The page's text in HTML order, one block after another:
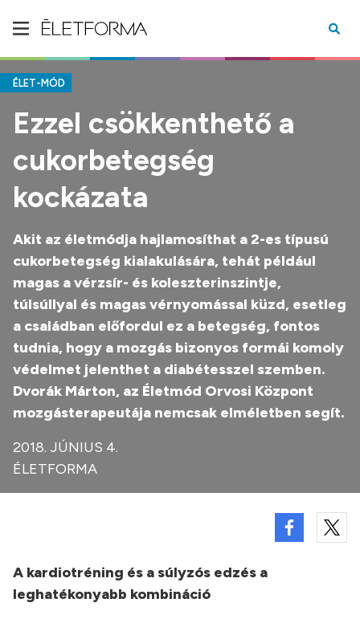
ÉLET-MÓD
Ezzel csökkenthető a
cukorbetegség
kockázata
Akit az életmódja hajlamosíthat a 2-es típusú
cukorbetegség kialakulására, tehát például
magas a vérzsír- és koleszterinszintje,
túlsúllyal és magas vérnyomással küzd, esetleg
a családban előfordul ez a betegség, fontos
tudnia, hogy a mozgás bizonyos formái komoly
védelmet jelenthet a diabétesszel szemben.
Dvorák Márton, az Életmód Orvosi Központ
mozgásterapeutája nemcsak elméletben segít.
2018. JÚNIUS 4.
ÉLETFORMA
A kardiotréning és a súlyzós edzés a
leghatékonyabb kombináció